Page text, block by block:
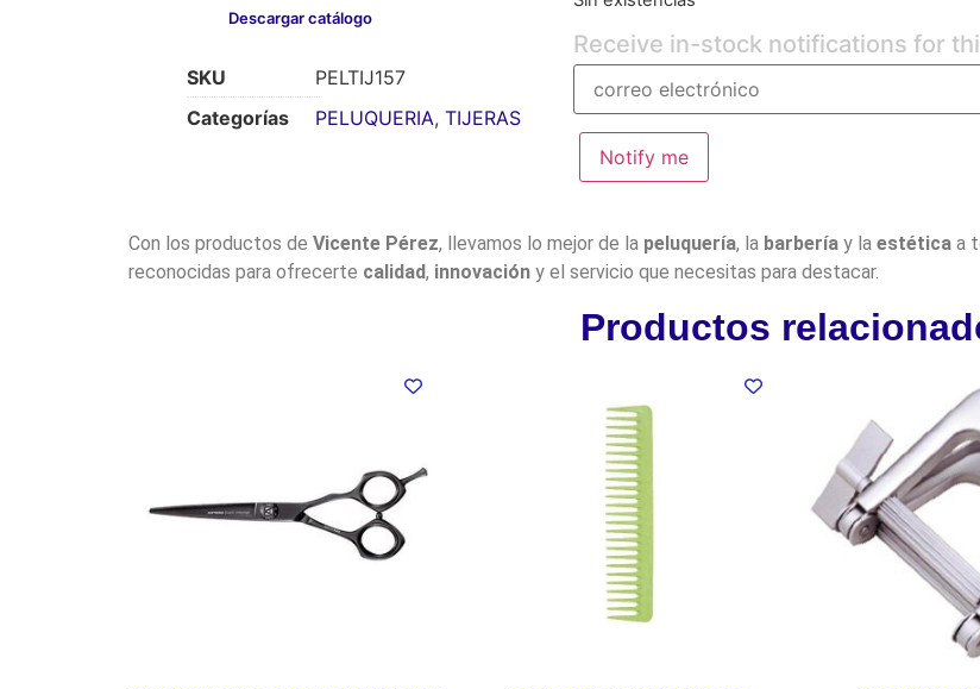
Descargar catálogo
SKU
PELTIJ157
Categorías
PELUQUERIA, TIJERAS
Receive in-stock notifications for
Notify me
Con los productos de Vicente Pérez, llevamos lo mejor de la peluquería, la barberíay la estéticaa
reconocidas para ofrecerte calidad, innovacióny el servicio que necesitas para destacar.
Productos